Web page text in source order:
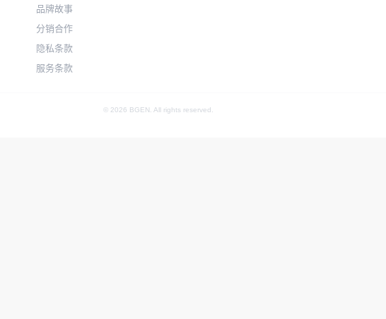
品牌故事
分销合作
隐私条款
服务条款
© 2026 BGEN. All rights reserved.